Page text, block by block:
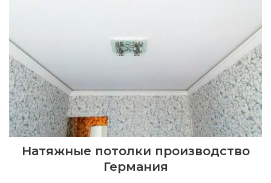
Натяжные потолки производство
Германия